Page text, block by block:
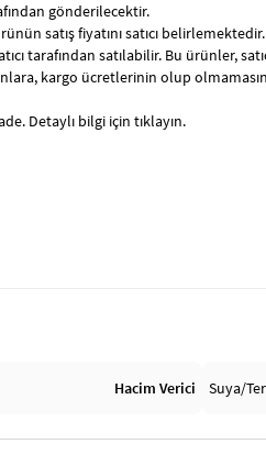
gönderilecektir.
satış fiyatını satıcı belirlemektedir.
tarafından satılabilir. Bu ürünler,
kargo ücretlerinin olup
Detaylı bilgi için tıklayın.
Hacim Verici Suya/